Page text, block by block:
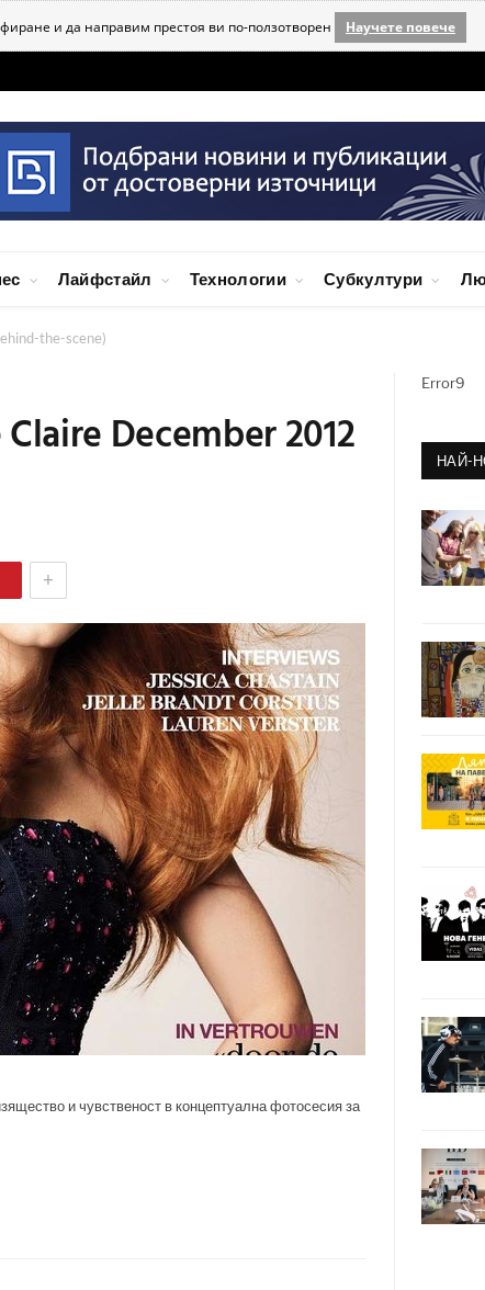
и да направим престоя ви по-ползотворен Научете повече
Лайфстайл Технологии Субкултури
the-scene)
December 2012
+
и чувственост в концептуална фотосесия за
Error9
НАЙ-